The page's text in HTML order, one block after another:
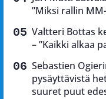
”Miksi rallin
Valtteri Bottas
– ”Kaikki alkaa
Sebastien
pysäyttävistä
suuret puut